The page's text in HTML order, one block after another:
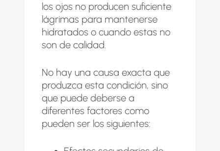
los ojos no producen suficiente
lágrimas para mantenerse
hidratados o cuando estas no
son de calidad.
No hay una causa exacta que
produzca esta condición, sino
que puede deberse a
diferentes factores como
pueden ser los siguientes: